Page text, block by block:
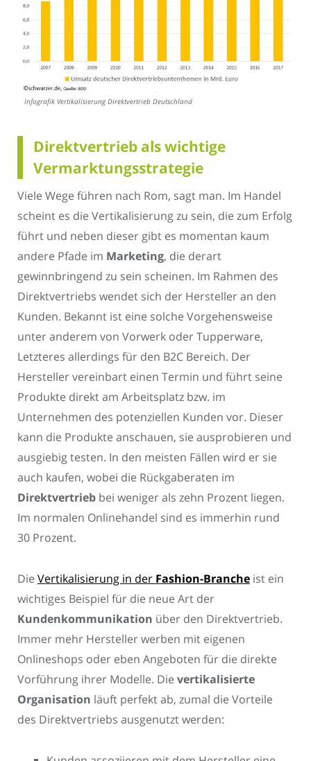
Infografik Vertikalisierung Direktvertrieb Deutschland
Direktvertrieb als wichtige
Vermarktungsstrategie
Viele Wege führen nach Rom, sagt man. Im Handel
scheint es die Vertikalisierung zu sein, die zum Erfolg
führt und neben dieser gibt es momentan kaum
andere Pfade im Marketing, die derart
gewinnbringend zu sein scheinen. Im Rahmen des
Direktvertriebs wendet sich der Hersteller an den
Kunden. Bekannt ist eine solche Vorgehensweise
unter anderem von Vorwerk oder Tupperware,
Letzteres allerdings für den B2C Bereich. Der
Hersteller vereinbart einen Termin und führt seine
Produkte direkt am Arbeitsplatz bzw. im
Unternehmen des potenziellen Kunden vor. Dieser
kann die Produkte anschauen, sie ausprobieren und
ausgiebig testen. In den meisten Fällen wird er sie
auch kaufen, wobei die Rückgaberaten im
Direktvertrieb bei weniger als zehn Prozent liegen.
Im normalen Onlinehandel sind es immerhin rund
30 Prozent.
Die Vertikalisierung in der Fashion-Branche ist ein
wichtiges Beispiel für die neue Art der
Kundenkommunikation über den Direktvertrieb.
Immer mehr Hersteller werben mit eigenen
Onlineshops oder eben Angeboten für die direkte
Vorführung ihrer Modelle. Die vertikalisierte
Organisation läuft perfekt ab, zumal die Vorteile
des Direktvertriebs ausgenutzt werden: